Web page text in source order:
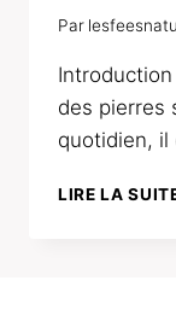
Par
des pierres
quotidien,
LIRE LA